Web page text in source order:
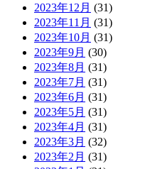
2023年12月 (31)
2023年11月 (31)
2023年10月 (31)
2023年9月 (30)
2023年8月 (31)
2023年7月 (31)
2023年6月 (31)
2023年5月 (31)
2023年4月 (31)
2023年3月 (32)
2023年2月 (31)